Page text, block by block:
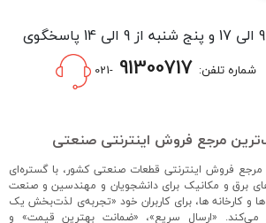
شنبه تا چهارشنبه از 9 الی 17 و پنج شنبه از 9 الی 14 پاسخگوی
شماره تلفن: -021
مرجع فروش اینترنتی صنعتی
مرجع فروش اینترنتی قطعات صنعتی کشور، با گستره‌ای
های برق و مکانیک برای دانشجویان و مهندسین و صنعت
ها و کارخانه ها، برای کاربران خود «تجربه‌ی لذت‌بخش یک
می‌کند. «ارسال سریع»، «ضمانت بهترین قیمت» و